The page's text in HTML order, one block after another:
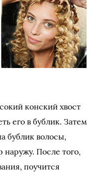
конский хвост
его в бублик. Затем
бублик волосы,
наружу. После того,
поучится